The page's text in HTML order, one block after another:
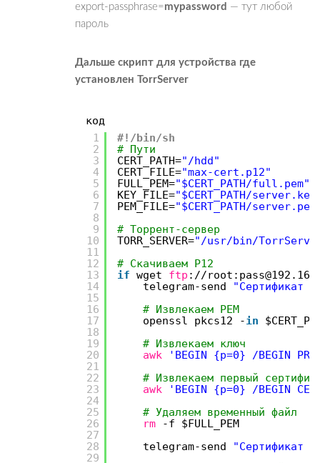
export-passphrase=mypassword — тут любой
пароль
Дальше скрипт для устройства где
установлен TorrServer
код
1
2
3
4
5
6
7
8
9
10
11
12
13
14
15
16
17
18
19
20
21
22
23
24
25
26
27
28
29
#!/bin/sh
# Пути
CERT_PATH="/hdd"
CERT_FILE="max-cert.p12"
FULL_PEM="$CERT_PATH/full.pem"
KEY_FILE="$CERT_PATH/
PEM_FILE="$CERT_PATH/
# Торрент-сервер
TORR_SERVER="/usr/bin/
# Скачиваем P12
if wget ftp : //root
telegram-send
"Сертификат
# Извлекаем PEM
openssl pkcs12 -in
# Извлекаем ключ
awk
'BEGIN {p=0} /BEGIN
# Извлекаем первый
awk
'BEGIN {p=0} /BEGIN
# Удаляем временный файл
rm
-f $FULL_PEM
telegram-send
"Сертификат